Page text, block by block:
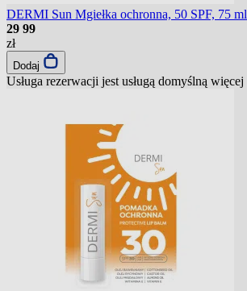
DERMI Sun Mgiełka ochronna, 50 SPF, 75 ml
29 99
zł
Dodaj
Usługa rezerwacji jest usługą domyślną więcej